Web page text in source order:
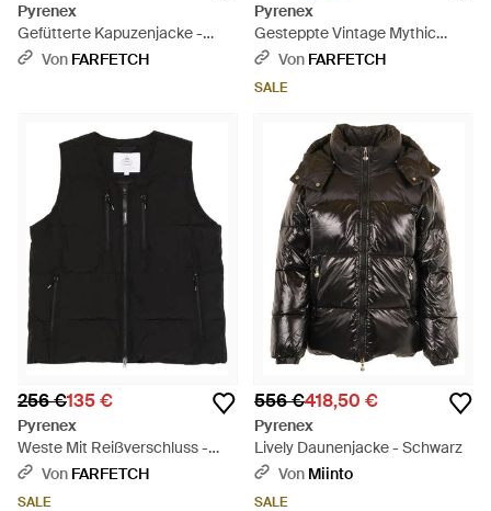
Pyrenex
Gefütterte Kapuzenjacke -
GrünVon FARFETCH
Pyrenex
Gesteppte Vintage Mythic
Jacke - Pink
Von FARFETCH
SALE
256 €135 €
Pyrenex
Weste Mit Reißverschluss -
Schwarz
Von FARFETCH
SALE
556 €418,50 €
Pyrenex
Lively Daunenjacke - Schwarz
Von Miinto
SALE